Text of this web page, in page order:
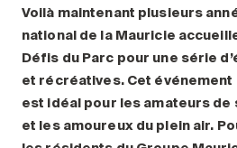
Emplois
À propos
Nouvelles
FAQ
Rechercher&nbsp;:
Voilà maintenant plusieurs
national de la Mauricie
Défis du Parc pour une série
et récréatives. Cet événement
est idéal pour les amateurs de
et les amoureux du plein air.